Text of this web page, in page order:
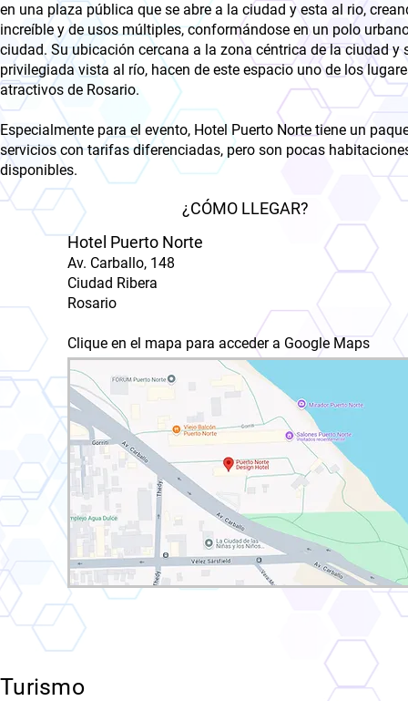
en una plaza pública que se abre a la ciudad y esta al rio,
increíble y de usos múltiples, conformándose en un polo
ciudad. Su ubicación cercana a la zona céntrica de la ciudad y
privilegiada vista al río, hacen de este espacio uno de los
atractivos de Rosario.
Especialmente para el evento, Hotel Puerto Norte tiene un
servicios con tarifas diferenciadas, pero son pocas
disponibles.
¿CÓMO LLEGAR?
Hotel Puerto Norte
Av. Carballo, 148
Ciudad Ribera
Rosario
Clique en el mapa para acceder a Google Maps
Turismo